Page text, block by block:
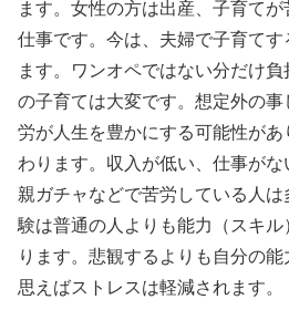
ます。女性の方は出産、子育て
仕事です。今は、夫婦で子育て
ます。ワンオペではない分だけ
の子育ては大変です。想定外の
労が人生を豊かにする可能性が
わります。収入が低い、仕事がな
親ガチャなどで苦労している人
験は普通の人よりも能力（スキ
ります。悲観するよりも自分の
思えばストレスは軽減されます。